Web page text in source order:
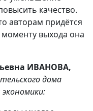
качество.
авторам придётся
моменту выхода она
ИВАНОВА,
дома